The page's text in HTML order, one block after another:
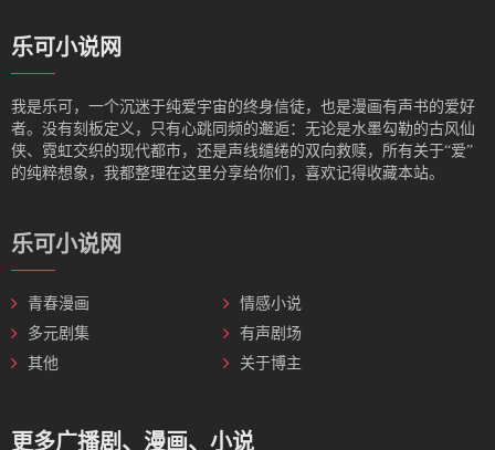
乐可小说网
我是‌乐可，一个沉迷于纯爱宇宙的终身信徒，也是漫画有声书的爱好
者。没有刻板定义，只有心跳同频的邂逅：无论是水墨勾勒的古风仙
侠、霓虹交织的现代都市，还是声线缱绻的双向救赎，所有关于“爱”
的纯粹想象，我都整理在这里分享给你们，喜欢记得收藏本站。
乐可小说网
青春漫画
情感小说
多元剧集
有声剧场
其他
关于博主
更多广播剧、漫画、小说